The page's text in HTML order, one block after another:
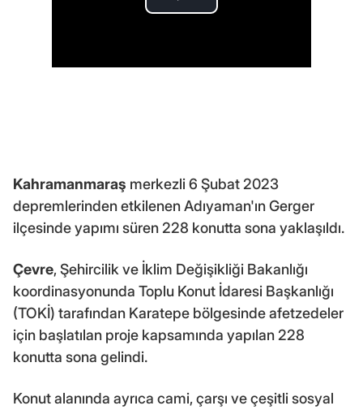
Kahramanmaraş merkezli 6 Şubat 2023
depremlerinden etkilenen Adıyaman'ın Gerger
ilçesinde yapımı süren 228 konutta sona yaklaşıldı.
Çevre, Şehircilik ve İklim Değişikliği Bakanlığı
koordinasyonunda Toplu Konut İdaresi Başkanlığı
(TOKİ) tarafından Karatepe bölgesinde afetzedeler
için başlatılan proje kapsamında yapılan 228
konutta sona gelindi.
Konut alanında ayrıca cami, çarşı ve çeşitli sosyal